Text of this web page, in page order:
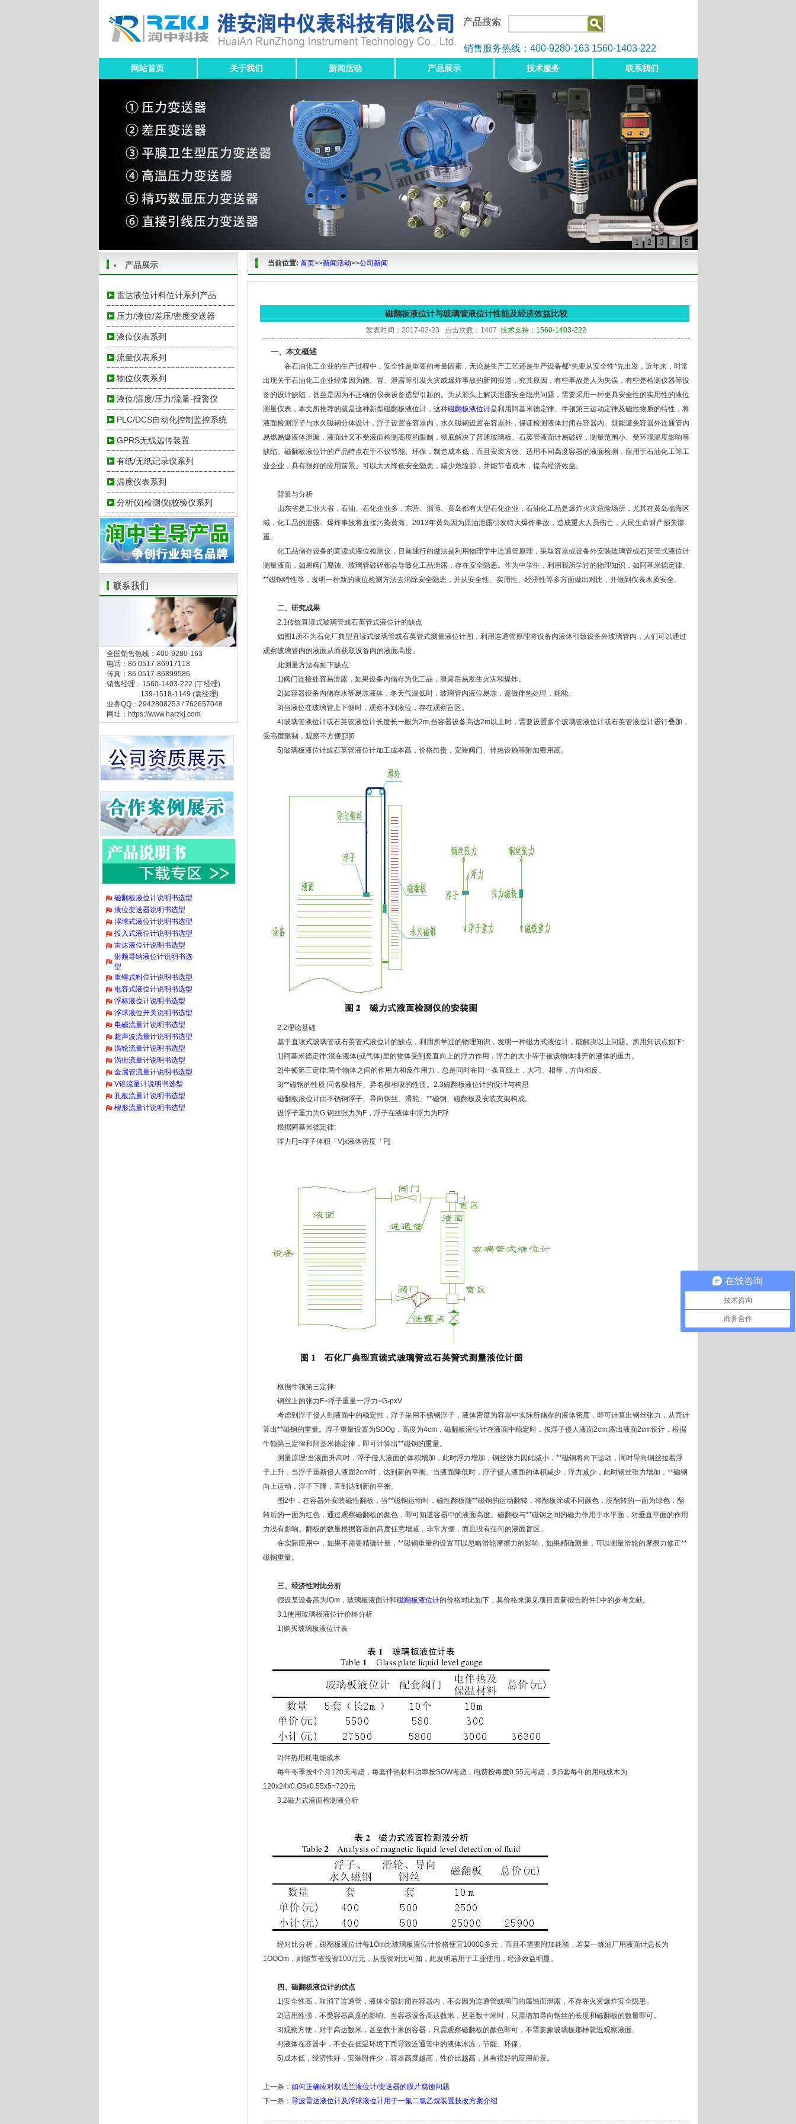
产品搜索
销售服务热线：400-9280-163 1560-1403-222
网站首页 关于我们 新闻活动 产品展示 技术服务 联系我们
1 2 3 4 5
产品展示
雷达液位计料位计系列产品
压力/液位/差压/密度变送器
液位仪表系列
流量仪表系列
物位仪表系列
液位/温度/压力/流量-报警仪
PLC/DCS自动化控制监控系统
GPRS无线远传装置
有纸/无纸记录仪系列
温度仪表系列
分析仪|检测仪|校验仪系列
全国销售热线：400-9280-163
电话：86 0517-86917118
传真：86 0517-86899586
销售经理：1560-1403-222 (丁经理)
139-1518-1149 (袁经理)
业务QQ：2942808253 / 762657048
网址：https://www.harzkj.com
磁翻板液位计说明书选型
液位变送器说明书选型
浮球式液位计说明书选型
投入式液位计说明书选型
雷达液位计说明书选型
射频导纳液位计说明书选
型
重锤式料位计说明书选型
电容式液位计说明书选型
浮标液位计说明书选型
浮球液位开关说明书选型
电磁流量计说明书选型
超声波流量计说明书选型
涡轮流量计说明书选型
涡街流量计说明书选型
金属管流量计说明书选型
V锥流量计说明书选型
孔板流量计说明书选型
楔形流量计说明书选型
当前位置: 首页>>新闻活动>>公司新闻
磁翻板液位计与玻璃管液位计性能及经济效益比较
发表时间：2017-02-23 点击次数：1407 技术支持：1560-1403-222
一、本文概述
在石油化工企业的生产过程中，安全性是重要的考量因素，无论是生产工艺还是生产设备都*先要从安全性*先出发，近年来，时常
出现关于石油化工企业经常因为跑、冒、泄露等引发火灾或爆炸事故的新闻报道，究其原因，有些事故是人为失误，有些是检测仪器等设
备的设计缺陷，甚至是因为不正确的仪表设备选型引起的。为从源头上解决泄露安全隐患问题，需要采用一种更具安全性的实用性的液位
测量仪表，本文所推荐的就是这种新型磁翻板液位计，这种磁翻板液位计是利用阿基米德定律、牛顿第三运动定律及磁性物质的特性，将
液面检测浮子与水久磁钢分体设计，浮子设置在容器内，水久磁钢设置在容器外，保证检测液体封闭在容器内。既能避免容器外连通管内
易燃易爆液体泄漏，液面计又不受液面检测高度的限制，彻底解决了普通玻璃板、石英管液面计易破碎，测量范围小、受环境温度影响等
缺陷。磁翻板液位计的产品特点在于不仅节能、环保，制造成本低，而且安装方便、适用不同高度容器的液面检测，应用于石油化工等工
业企业，具有很好的应用前景。可以大大降低安全隐患，减少危险源，并能节省成木，提高经济效益。
背景与分析
山东省是工业大省，石油、石化企业多，东营、淄博、黄岛都有大型石化企业，石油化工品是爆炸火灾危险场所，尤其在黄岛临海区
域，化工品的泄露、爆炸事故将直接污染黄海。2013年黄岛因为原油泄露引发特大爆炸事故，造成重大人员伤亡，人民生命财产损失惨
重。
化工品储存设备的直读式液位检测仪，目前通行的做法是利用物理学中连通管原理，采取容器或设备外安装玻璃管或石英管式液位计
测量液面，如果阀门腐蚀、玻璃管破碎都会导致化工品泄露，存在安全隐患。作为中学生，利用我所学过的物理知识，如阿基米德定律、
**磁钢特性等，发明一种新的液位检测方法去消除安全隐患，并从安全性、实用性、经济性等多方面做出对比，并做到仪表木质安全。
二、研究成果
2.1传统直读式玻璃管或石英管式液位计的缺点
如图1所不为石化厂典型直读式玻璃管或石英管式测量液位计图，利用连通管原理将设备内液体引致设备外玻璃管内，人们可以通过
观察玻璃管内的液面从而获取设备内的液面高度。
此测量方法有如下缺点:
1)阀门连接处容易泄露，如果设备内储存为化工品，泄露后易发生火灾和爆炸。
2)如容器设备内储存水等易冻液体，冬天气温低时，玻璃管内液位易冻，需做伴热处理，耗能。
3)当液位在玻璃管上下侧时，观察不到液位，存在观察盲区。
4)玻璃管液位计或石英管液位计长度长一般为2m,当容器设备高达2m以上时，需要设置多个玻璃管液位计或石英管液位计进行叠加，
受高度限制，观察不方便[[3]0
5)玻璃板液位计或石英管液位计加工成本高，价格昂贵，安装阀门、伴热设施等附加费用高。
2.2理论基础
基于直读式玻璃管或石英管式液位计的缺点，利用所学过的物理知识，发明一种磁力式液位计，能解决以上问题。所用知识点如下:
1)阿基米德定律:浸在液体(或气体)里的物体受到竖直向上的浮力作用，浮力的大小等于被该物体排开的液体的重力。
2)牛顿第三定律:两个物体之间的作用力和反作用力，总是同时在同一条直线上，大刁、相等，方向相反。
3)**磁钢的性质:同名极相斥、异名极相吸的性质。2.3磁翻板液位计的设计与构思
磁翻板液位计由不锈钢浮子、导向钢丝、滑轮、**磁钢、磁翻板及安装支架构成。
设浮子重力为G,钢丝张力为F，浮子在液体中浮力为F浮
根据阿基米德定律:
浮力F}=浮子体积「V]x液体密度「P]
根据牛顿第三定律:
钢丝上的张力F=浮子重量一浮力=G-pxV
考虑到浮子侵人到液面中的稳定性，浮子采用不锈钢浮子，液体密度为容器中实际所储存的液体密度，即可计算出钢丝张力，从而计
算出**磁钢的重量。浮子重量设置为SOOg，高度为4cm，磁翻板液位计在液面中稳定时，按浮子侵人液面2cm,露出液面2cm设计，根据
牛顿第三定律和阿基米德定律，即可计算出**磁钢的重量。
测量原理:当液面升高时，浮子侵人液面的体积增加，此时浮力增加，钢丝张力因此减小，**磁钢将向下运动，同时导向钢丝拉着浮
子上升，当浮子重新侵人液面2cm时，达到新的平衡。当液面降低时，浮子侵人液面的体积减少，浮力减少，此时钢丝张力增加，**磁钢
向上运动，浮子下降，直到达到新的平衡。
图2中，在容器外安装磁性翻板，当**磁钢运动时，磁性翻板随**磁钢的运动翻转，将翻板涂成不同颜色，没翻转的一面为绿色，翻
转后的一面为红色，通过观察磁翻板的颜色，即可知道容器中的液面高度。磁翻板与**磁钢之间的磁力作用于水平面，对垂直平面的作用
力没有影响。翻板的数量根据容器的高度任意增减，非常方便，而且没有任何的液面盲区。
在实际应用中，如果不需要精确计量，**磁钢重量的设置可以忽略滑轮摩擦力的影响，如果精确测量，可以测量滑轮的摩擦力修正**
磁钢重量。
三、经济性对比分析
假设某设备高为lOm，玻璃板液面计和磁翻板液位计的价格对比如下，其价格来源见项目查新报告附件1中的参考文献。
3.1使用玻璃板液位计价格分析
1)购买玻璃板液位计表
2)伴热用耗电能成木
每年冬季按4个月120天考虑，每套伴热材料功率按SOW考虑，电费按每度0.55元考虑，则5套每年的用电成木为
120x24x0.O5x0.55x5=720元
3.2磁力式液面检测液分析
经对比分析，磁翻板液位计每1Om比玻璃板液位计价格便宜10000多元，而且不需要附加耗能，若某一炼油厂用液面计总长为
1OOOm，则能节省投资100万元，从投资对比可知，此发明若用于工业使用，经济效益明显。
四、磁翻板液位计的优点
1)安全性高，取消了连通管，液体全部封闭在容器内，不会因为连通管或阀门的腐蚀而泄露，不存在火灾爆炸安全隐患。
2)适用性强，不受容器高度的影响。当容器设备高达数米，甚至数十米时，只需增加导向钢丝的长度和磁翻板的数量即可。
3)观察方便，对于高达数米，甚至数十米的容器，只需观察磁翻板的颜色即可，不需要象玻璃板那样就近观察液面。
4)液体在容器中，不会在低温环境下而导致连通管中的液体冰冻，节能、环保。
5)成木低，经济性好，安装附件少，容器高度越高，性价比越高，具有很好的应用前景。
上一条： 如何正确应对双法兰液位计/变送器的膜片腐蚀问题
下一条： 导波雷达液位计及浮球液位计用于一氟二氯乙烷装置技改方案介绍
在线咨询
技术咨询
商务合作